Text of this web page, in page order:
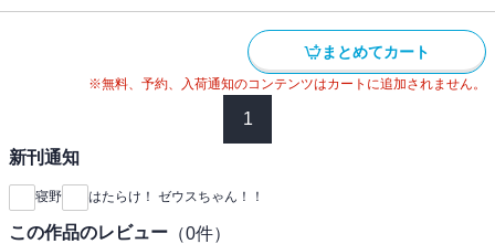
まとめてカート
※無料、予約、入荷通知のコンテンツはカートに追加されません。
1
新刊通知
寝野 はたらけ！ ゼウスちゃん！！
この作品のレビュー （0件）